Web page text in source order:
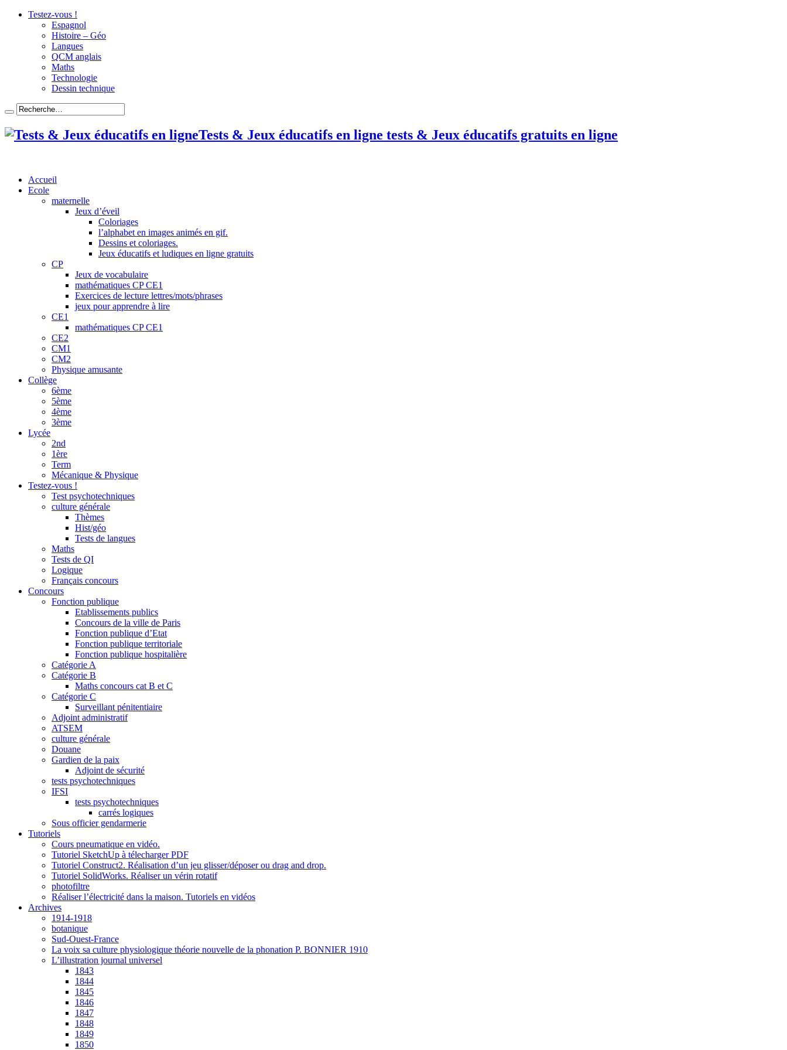
Testez-vous !
Espagnol
Histoire – Géo
Langues
QCM anglais
Maths
Technologie
Dessin technique
Tests & Jeux éducatifs en ligne tests & Jeux éducatifs gratuits en ligne
Accueil
Ecole
maternelle
Jeux d’éveil
Coloriages
l’alphabet en images animés en gif.
Dessins et coloriages.
Jeux éducatifs et ludiques en ligne gratuits
CP
Jeux de vocabulaire
mathématiques CP CE1
Exercices de lecture lettres/mots/phrases
jeux pour apprendre à lire
CE1
mathématiques CP CE1
CE2
CM1
CM2
Physique amusante
Collège
6ème
5ème
4ème
3ème
Lycée
2nd
1ère
Term
Mécanique & Physique
Testez-vous !
Test psychotechniques
culture générale
Thèmes
Hist/géo
Tests de langues
Maths
Tests de QI
Logique
Français concours
Concours
Fonction publique
Etablissements publics
Concours de la ville de Paris
Fonction publique d’Etat
Fonction publique territoriale
Fonction publique hospitalière
Catégorie A
Catégorie B
Maths concours cat B et C
Catégorie C
Surveillant pénitentiaire
Adjoint administratif
ATSEM
culture générale
Douane
Gardien de la paix
Adjoint de sécurité
tests psychotechniques
IFSI
tests psychotechniques
carrés logiques
Sous officier gendarmerie
Tutoriels
Cours pneumatique en vidéo.
Tutoriel SketchUp à télecharger PDF
Tutoriel Construct2. Réalisation d’un jeu glisser/déposer ou drag and drop.
Tutoriel SolidWorks. Réaliser un vérin rotatif
photofiltre
Réaliser l’électricité dans la maison. Tutoriels en vidéos
Archives
1914-1918
botanique
Sud-Ouest-France
La voix sa culture physiologique théorie nouvelle de la phonation P. BONNIER 1910
L’illustration journal universel
1843
1844
1845
1846
1847
1848
1849
1850